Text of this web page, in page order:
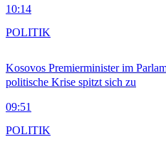
10:14
Kosovos Premierminister im
politische Krise spitzt sich zu
09:51
POLITIK
POLITIK